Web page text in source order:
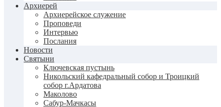
Архиерей
Архиерейское служение
Проповеди
Интервью
Послания
Новости
Святыни
Ключевская пустынь
Никольский кафедральный собор и Троицкий
собор г.Ардатова
Маколово
Сабур-Мачкасы